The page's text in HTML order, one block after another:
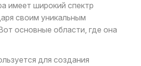
имеет широкий спектр
своим уникальным
основные области, где она
для создания